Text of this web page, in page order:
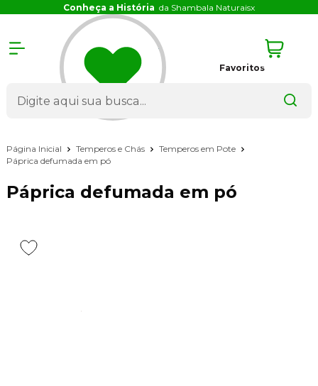
Conheça a História da Shambala Naturaisx
Favoritos
Página Inicial Temperos e Chás
Temperos em Pote
Páprica defumada em pó
Páprica defumada em pó